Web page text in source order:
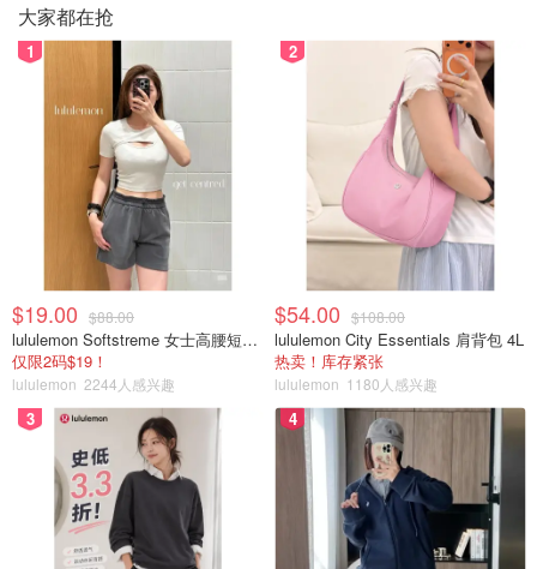
大家都在抢
1
$19.00 $88.00
lululemon Softstreme 女士高腰短裤 10cm
仅限2码$19！
lululemon 2244人感兴趣
2
$54.00 $108.00
lululemon City Essentials 肩背包 4L
热卖！库存紧张
lululemon 1180人感兴趣
3 4